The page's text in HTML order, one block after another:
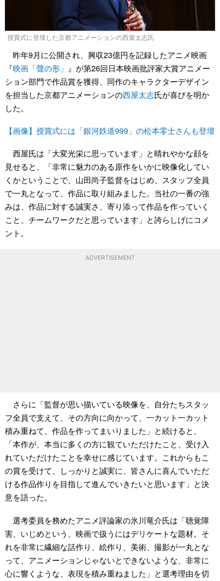
授賞式に登壇した京都アニメーションの西屋太志氏
昨年9月に公開され、興収23億円を記録したアニメ映画
『映画「聲の形」 』が第26回日本映画批評家大賞アニメー
ション部門で作品賞を獲得、同作のキャラクターデザイン
を担当した京都アニメーションの西屋太志氏が喜びを明か
した。
【画像】授賞式には「銀河鉄道999」の松本零士さんも登壇
西屋氏は「大変光栄に思っています」と晴れやかな顔を
見せると、「非常に魅力のある原作をいかに映像化してい
くかということで、山田尚子監督をはじめ、スタッフ全員
で一丸となって、作品に取り組みました。当社の一番の強
みは、作品に対する誠実さ、寄り添って作品を作っていく
こと、チームワークだと思っています」と誇らしげにコメ
ント。
ADVERTISEMENT
さらに「監督が思い描いている映像を、自分たちスタッ
フ全員で支えて、その方向に向かって、一カット一カット
積み重ねて、作品を作ってまいりました」と続けると、
「本作が、本当に多くの方に観ていただけたこと、受け入
れていただけたことを幸せに感じています。これからもこ
の賞を受けて、しっかりと誠実に、皆さんに喜んでいただ
ける作品作りを目指して進んでいきたいと思います」と決
意を語った。
選考委員を務めたアニメ評論家の氷川竜介氏は「聴覚障
害、いじめという、映画で扱うにはデリケートな題材。そ
れを非常に繊細な話作り、絵作り、美術、撮影が一丸とな
って、アニメーションじゃないとできないような、非常に
心に響くような、表現を積み重ねました」と選考理由を切